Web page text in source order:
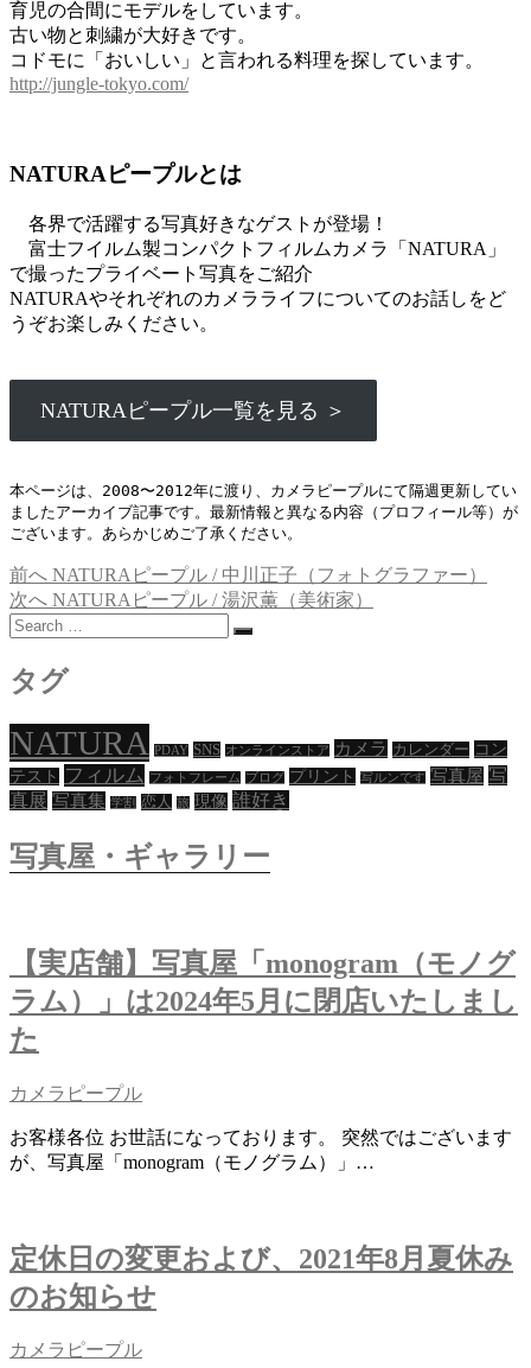
育児の合間にモデルをしています。
古い物と刺繍が大好きです。
コドモに「おいしい」と言われる料理を探しています。
http://jungle-tokyo.com/
NATURAピープルとは
各界で活躍する写真好きなゲストが登場！
富士フイルム製コンパクトフィルムカメラ「NATURA」
で撮ったプライベート写真をご紹介
NATURAやそれぞれのカメラライフについてのお話しをど
うぞお楽しみください。
NATURAピープル一覧を見る ＞
本ページは、2008〜2012年に渡り、カメラピープルにて隔週更新してい
ましたアーカイブ記事です。最新情報と異なる内容（プロフィール等）が
ございます。あらかじめご了承ください。
投
稿
ビ
ゲ
ー
シ
ョ
前へ 過
去
の
稿:
NATURAピープル / 中川正子（フォトグラファー）
次へ 次
の
稿:
NATURAピープル / 湯沢薫（美術家）
Search
…
タグ
NATURA PDAY SNS オンラインストア カメラ カレンダー コン
テスト フィルム フォトフレーム ブログ プリント 写ルンです 写真屋 写
真展 写真集 学割 恋人 旅 現像 誰好き
写真屋・ギャラリー
【実店舗】写真屋「monogram（モノグ
ラム）」は2024年5月に閉店いたしまし
た
カメラピープル
お客様各位 お世話になっております。 突然ではございます
が、写真屋「monogram（モノグラム）」…
定休日の変更および、2021年8月夏休み
のお知らせ
カメラピープル